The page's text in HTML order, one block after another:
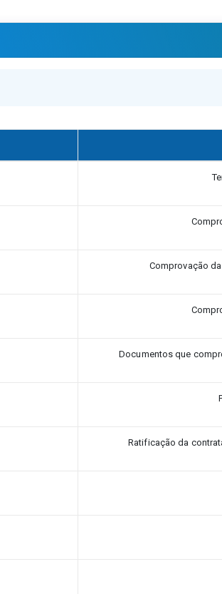
Comprovação
Documentos que
Ratificação da